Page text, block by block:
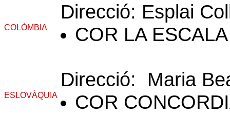
Direcció: Esplai
COLÒMBIA COR LA
Direcció: Maria
ESLOVÀQUIA COR